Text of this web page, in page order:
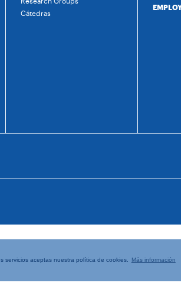
servicios aceptas nuestra política de cookies. Más información
Cátedras